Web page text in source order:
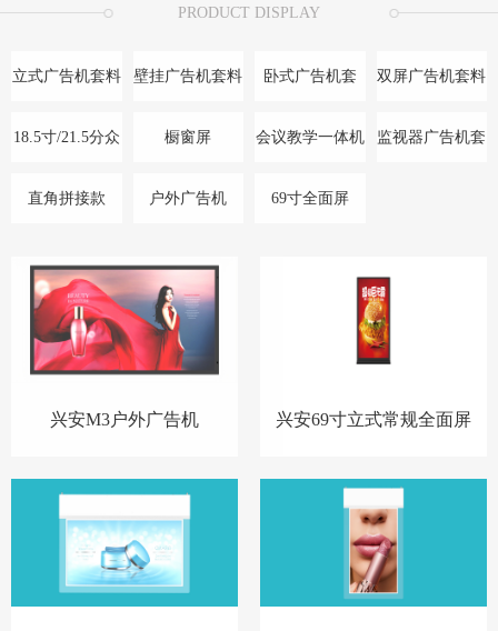
PRODUCT DISPLAY
立式广告机套料 壁挂广告机套料 卧式广告机套
料/底座
双屏广告机套料
18.5寸/21.5分众
款
橱窗屏 会议教学一体机 监视器广告机套
直角拼接款 户外广告机 69寸全面屏
兴安M3户外广告机 兴安69寸立式常规全面屏